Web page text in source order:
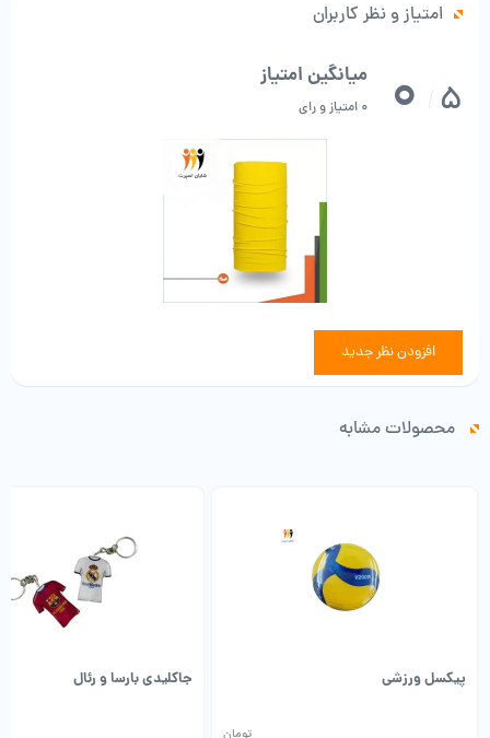
امتیاز و نظر کاربران
5
0 میانگین امتیاز
0 امتیاز و رای
افزودن نظر جدید
محصولات مشابه
پیکسل ورزشی
تومان
جاکلیدی بارسا و رئال